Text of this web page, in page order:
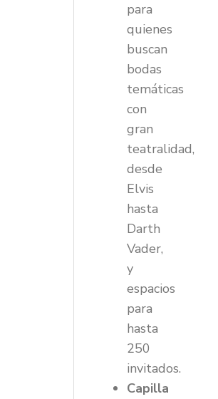
para
quienes
buscan
bodas
temáticas
con
gran
teatralidad,
desde
Elvis
hasta
Darth
Vader,
y
espacios
para
hasta
250
invitados.
Capilla